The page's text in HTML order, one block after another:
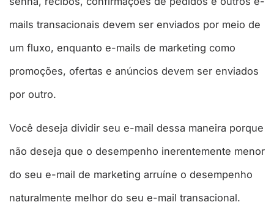
mails transacionais devem ser enviados por meio de
um fluxo, enquanto e-mails de marketing como
promoções, ofertas e anúncios devem ser enviados
por outro.
Você deseja dividir seu e-mail dessa maneira porque
não deseja que o desempenho inerentemente menor
do seu e-mail de marketing arruíne o desempenho
naturalmente melhor do seu e-mail transacional.